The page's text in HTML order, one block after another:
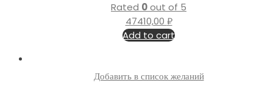
Rated 0out of 5
47410,00 ₽
Add to cart
Добавить в список желаний